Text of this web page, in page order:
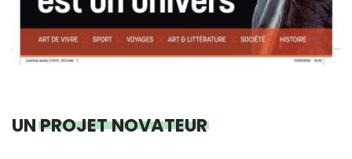
UNPROJET NOVATEUR